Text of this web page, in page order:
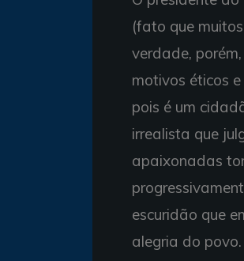
(fato que
verdade,
motivos éticos
pois é um
irrealista que
apaixonadas
escuridão que
alegria do povo.